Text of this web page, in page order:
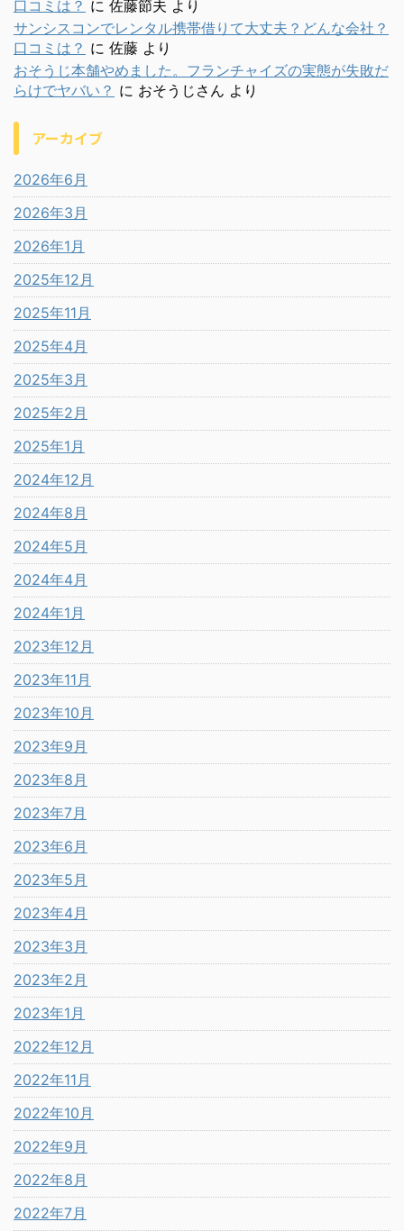
口コミは？ に 佐藤節夫 より
サンシスコンでレンタル携帯借りて大丈夫？どんな会社？
口コミは？ に 佐藤 より
おそうじ本舗やめました。フランチャイズの実態が失敗だ
らけでヤバい？ に おそうじさん より
アーカイブ
2026年6月
2026年3月
2026年1月
2025年12月
2025年11月
2025年4月
2025年3月
2025年2月
2025年1月
2024年12月
2024年8月
2024年5月
2024年4月
2024年1月
2023年12月
2023年11月
2023年10月
2023年9月
2023年8月
2023年7月
2023年6月
2023年5月
2023年4月
2023年3月
2023年2月
2023年1月
2022年12月
2022年11月
2022年10月
2022年9月
2022年8月
2022年7月